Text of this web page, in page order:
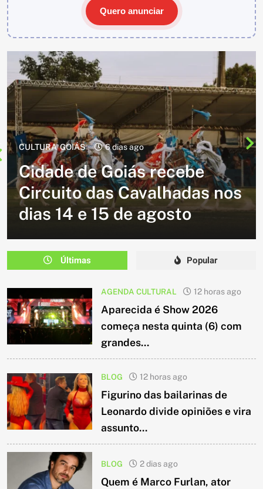
Quero anunciar
CULTURA 2 semanas ago
Cavalgada do Batom está de
volta e promete reunir
milhares de participantes
em Caldazinha
Últimas Popular
AGENDA CULTURAL 12 horas ago
Aparecida é Show 2026
começa nesta quinta (6) com
grandes...
BLOG 12 horas ago
Figurino das bailarinas de
Leonardo divide opiniões e vira
assunto...
BLOG 2 dias ago
Quem é Marco Furlan, ator